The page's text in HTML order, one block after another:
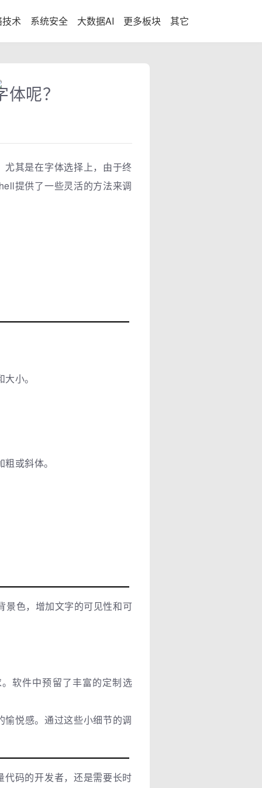
术 系统安全 大数据AI 更多板块 其它
呢？
其是在字体选择上，由于终
提供了一些灵活的方法来调
小。
或斜体。
景色，增加文字的可见性和可
软件中预留了丰富的定制选
悦感。通过这些小细节的调
码的开发者，还是需要长时